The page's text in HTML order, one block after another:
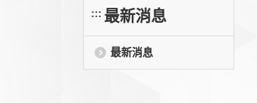
::: 最新消息
最新消息